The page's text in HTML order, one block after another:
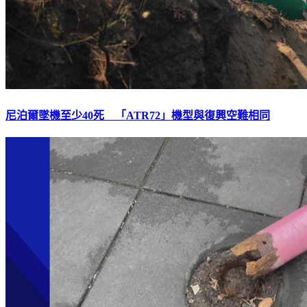
尼泊爾墜機至少40死 「ATR72」機型與復興空難相同